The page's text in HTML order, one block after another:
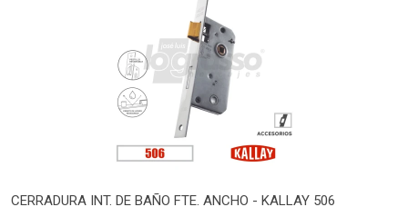
CERRADURA INT. DE BAÑO FTE. ANCHO - KALLAY 506